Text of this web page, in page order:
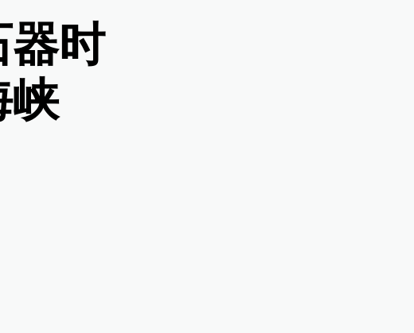
器时
峡